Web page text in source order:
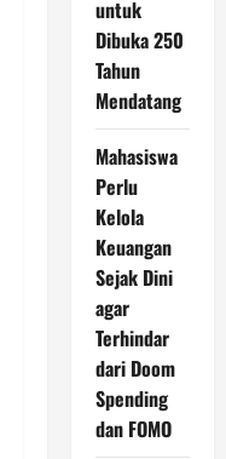
untuk
Dibuka 250
Tahun
Mendatang
Mahasiswa
Perlu
Kelola
Keuangan
Sejak Dini
agar
Terhindar
dari Doom
Spending
dan FOMO